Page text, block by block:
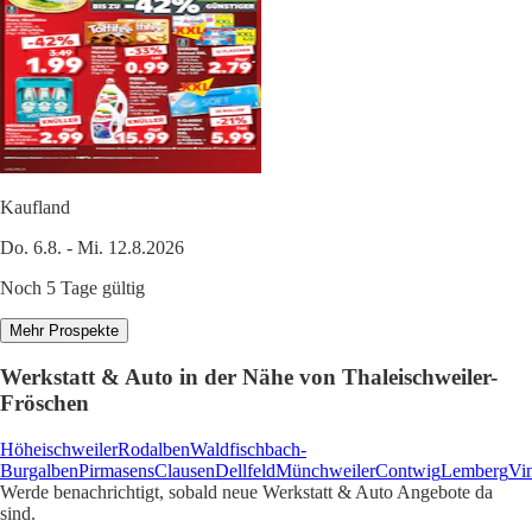
Kaufland
Do. 6.8. - Mi. 12.8.2026
Noch 5 Tage gültig
Mehr Prospekte
Werkstatt & Auto in der Nähe von Thaleischweiler-
Fröschen
HöheischweilerRodalbenWaldfischbach-
BurgalbenPirmasensClausenDellfeldMünchweilerContwigLemberg
Werde benachrichtigt, sobald neue Werkstatt & Auto Angebote da
sind.